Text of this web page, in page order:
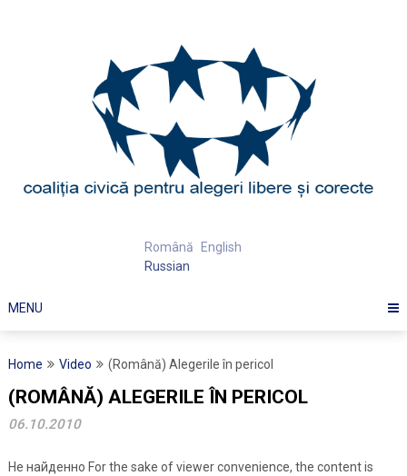
Română
English
Russian
MENU
Home Video (Română) Alegerile în pericol
(ROMÂNĂ) ALEGERILE ÎN PERICOL
06.10.2010
Не найденно For the sake of viewer convenience, the content is